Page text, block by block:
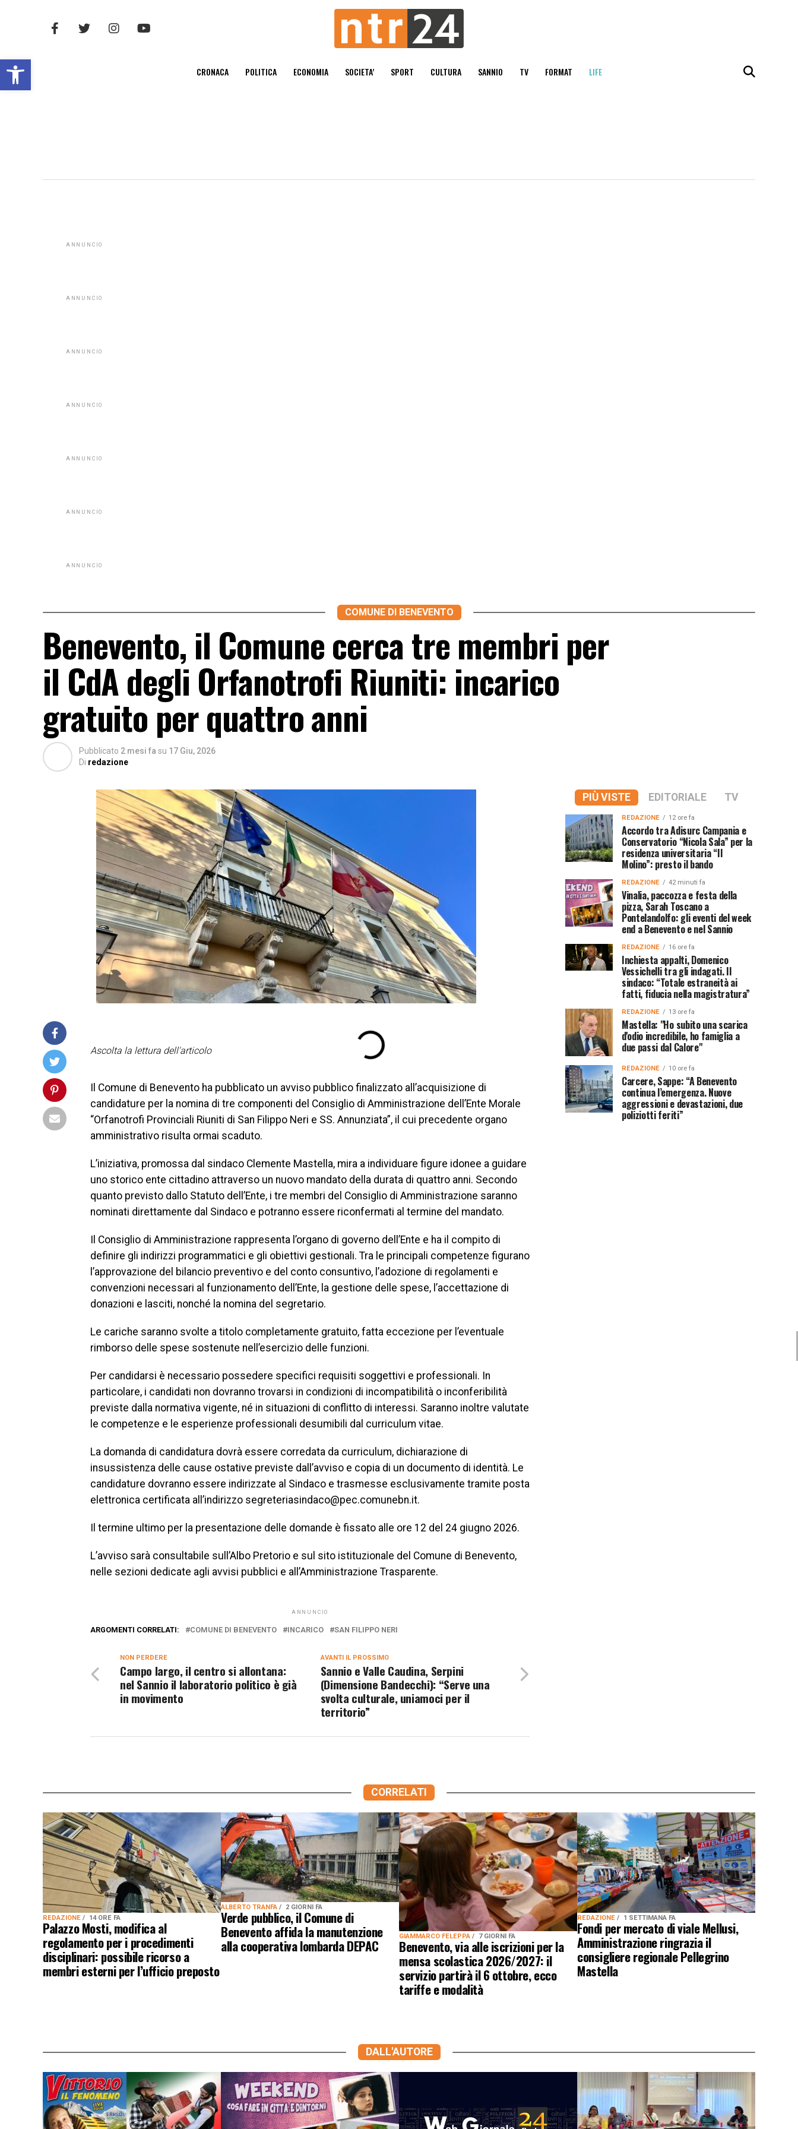
Open toolbar CRONACA POLITICA ECONOMIA SOCIETA’ SPORT CULTURA SANNIO TV FORMAT LIFE
ANNUNCIO
ANNUNCIO
ANNUNCIO
ANNUNCIO
ANNUNCIO
ANNUNCIO
ANNUNCIO
COMUNE DI BENEVENTO
Benevento, il Comune cerca tre membri per
il CdA degli Orfanotrofi Riuniti: incarico
gratuito per quattro anni
Pubblicato 2 mesi fa su 17 Giu, 2026
Di redazione
Ascolta la lettura dell'articolo
Il Comune di Benevento ha pubblicato un avviso pubblico finalizzato all’acquisizione di
candidature per la nomina di tre componenti del Consiglio di Amministrazione dell’Ente Morale
“Orfanotrofi Provinciali Riuniti di San Filippo Neri e SS. Annunziata”, il cui precedente organo
amministrativo risulta ormai scaduto.
L’iniziativa, promossa dal sindaco Clemente Mastella, mira a individuare figure idonee a guidare
uno storico ente cittadino attraverso un nuovo mandato della durata di quattro anni. Secondo
quanto previsto dallo Statuto dell’Ente, i tre membri del Consiglio di Amministrazione saranno
nominati direttamente dal Sindaco e potranno essere riconfermati al termine del mandato.
Il Consiglio di Amministrazione rappresenta l’organo di governo dell’Ente e ha il compito di
definire gli indirizzi programmatici e gli obiettivi gestionali. Tra le principali competenze figurano
l’approvazione del bilancio preventivo e del conto consuntivo, l’adozione di regolamenti e
convenzioni necessari al funzionamento dell’Ente, la gestione delle spese, l’accettazione di
donazioni e lasciti, nonché la nomina del segretario.
Le cariche saranno svolte a titolo completamente gratuito, fatta eccezione per l’eventuale
rimborso delle spese sostenute nell’esercizio delle funzioni.
Per candidarsi è necessario possedere specifici requisiti soggettivi e professionali. In
particolare, i candidati non dovranno trovarsi in condizioni di incompatibilità o inconferibilità
previste dalla normativa vigente, né in situazioni di conflitto di interessi. Saranno inoltre valutate
le competenze e le esperienze professionali desumibili dal curriculum vitae.
La domanda di candidatura dovrà essere corredata da curriculum, dichiarazione di
insussistenza delle cause ostative previste dall’avviso e copia di un documento di identità. Le
candidature dovranno essere indirizzate al Sindaco e trasmesse esclusivamente tramite posta
elettronica certificata all’indirizzo segreteriasindaco@pec.comunebn.it.
Il termine ultimo per la presentazione delle domande è fissato alle ore 12 del 24 giugno 2026.
L’avviso sarà consultabile sull’Albo Pretorio e sul sito istituzionale del Comune di Benevento,
nelle sezioni dedicate agli avvisi pubblici e all’Amministrazione Trasparente.
ANNUNCIO
ARGOMENTI CORRELATI: COMUNE DI BENEVENTO INCARICO SAN FILIPPO NERI
AVANTI IL ​​PROSSIMO
Sannio e Valle Caudina, Serpini
(Dimensione Bandecchi): “Serve una
svolta culturale, uniamoci per il
territorio”
NON PERDERE
Campo largo, il centro si allontana:
nel Sannio il laboratorio politico è già
in movimento
PIÙ VISTE EDITORIALE TV
REDAZIONE 12 ore fa
Accordo tra Adisurc Campania e
Conservatorio “Nicola Sala” per la
residenza universitaria “Il
Molino”: presto il bando
REDAZIONE 42 minuti fa
Vinalia, paccozza e festa della
pizza, Sarah Toscano a
Pontelandolfo: gli eventi del week
end a Benevento e nel Sannio
REDAZIONE 16 ore fa
Inchiesta appalti, Domenico
Vessichelli tra gli indagati. Il
sindaco: “Totale estraneità ai
fatti, fiducia nella magistratura”
REDAZIONE 13 ore fa
Mastella: "Ho subito una scarica
d'odio incredibile, ho famiglia a
due passi dal Calore"
REDAZIONE 10 ore fa
Carcere, Sappe: “A Benevento
continua l’emergenza. Nuove
aggressioni e devastazioni, due
poliziotti feriti”
CORRELATI
REDAZIONE 14 ORE FA
Palazzo Mosti, modifica al
regolamento per i procedimenti
disciplinari: possibile ricorso a
membri esterni per l’ufficio preposto
ALBERTO TRANFA 2 GIORNI FA
Verde pubblico, il Comune di
Benevento affida la manutenzione
alla cooperativa lombarda DEPAC
GIAMMARCO FELEPPA 7 GIORNI FA
Benevento, via alle iscrizioni per la
mensa scolastica 2026/2027: il
servizio partirà il 6 ottobre, ecco
tariffe e modalità
REDAZIONE 1 SETTIMANA FA
Fondi per mercato di viale Mellusi,
Amministrazione ringrazia il
consigliere regionale Pellegrino
Mastella
DALL'AUTORE